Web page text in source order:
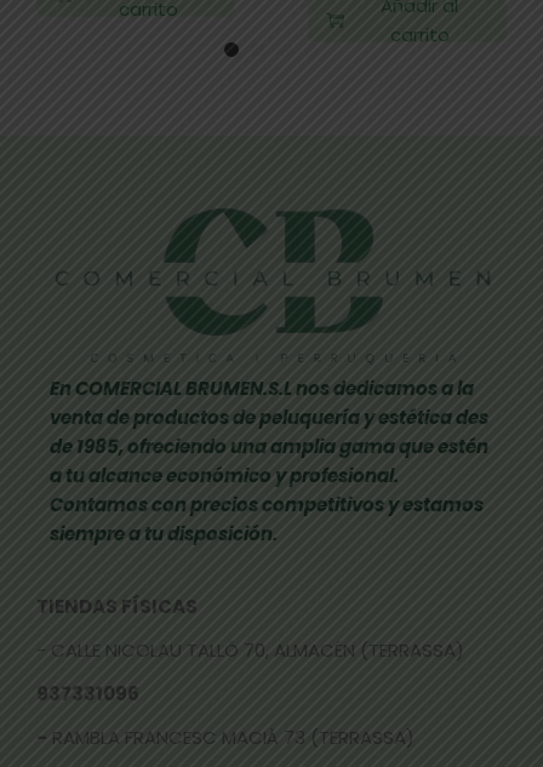
carrito
carrito
En COMERCIAL BRUMEN.S.L nos dedicamos a la
venta de productos de peluquería y estética des
de 1985, ofreciendo una amplia gama que estén
a tu alcance económico y profesional.
Contamos con precios competitivos y estamos
siempre a tu disposición.
TIENDAS FÍSICAS
- CALLE NICOLAU TALLÓ 70, ALMACÉN (TERRASSA)
937331096
- RAMBLA FRANCESC MACIÀ 73 (TERRASSA)